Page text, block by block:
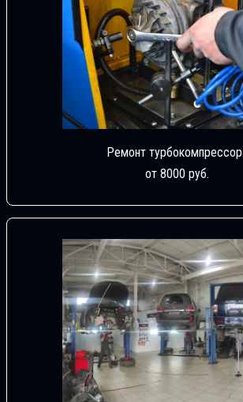
Ремонт
от 8000 руб.